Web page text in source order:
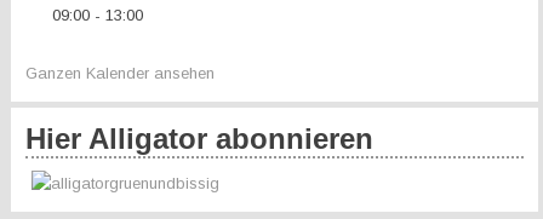
09:00- 13:00
Ganzen Kalender ansehen
Hier Alligator abonnieren